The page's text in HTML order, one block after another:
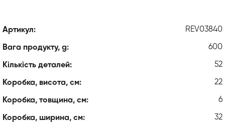
Артикул: REV03840
Вага продукту, g: 600
Кількість деталей: 52
Коробка, висота, см: 22
Коробка, товщина, см: 6
Коробка, ширина, см: 32